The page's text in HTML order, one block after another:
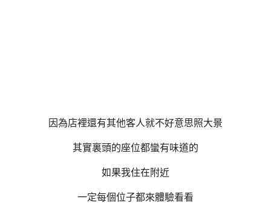
因為店裡還有其他客人就不好意思照大景
其實裏頭的座位都蠻有味道的
如果我住在附近
一定每個位子都來體驗看看